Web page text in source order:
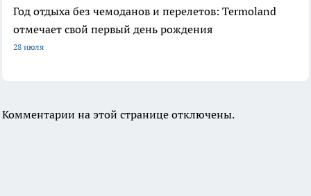
Год отдыха без чемоданов и перелетов: Termoland
отмечает свой первый день рождения
28 июля
Комментарии на этой странице отключены.